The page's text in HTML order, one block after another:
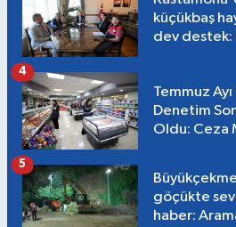
küçükbaş
dev destek:
Temmuz Ayı
Denetim
Oldu: Ceza
4
göçükte
haber:
5